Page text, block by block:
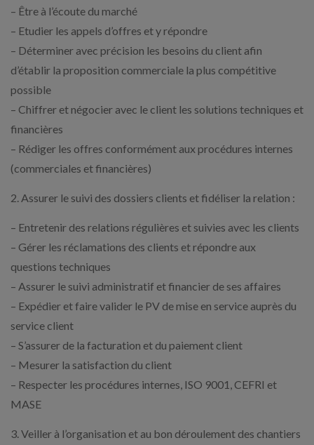
– Être à l’écoute du marché
– Etudier les appels d’offres et y répondre
– Déterminer avec précision les besoins du client afin
d’établir la proposition commerciale la plus compétitive
possible
– Chiffrer et négocier avec le client les solutions techniques et
financières
– Rédiger les offres conformément aux procédures internes
(commerciales et financières)
2. Assurer le suivi des dossiers clients et fidéliser la relation :
– Entretenir des relations régulières et suivies avec les clients
– Gérer les réclamations des clients et répondre aux
questions techniques
– Assurer le suivi administratif et financier de ses affaires
– Expédier et faire valider le PV de mise en service auprès du
service client
– S’assurer de la facturation et du paiement client
– Mesurer la satisfaction du client
– Respecter les procédures internes, ISO 9001, CEFRI et
MASE
3. Veiller à l’organisation et au bon déroulement des chantiers